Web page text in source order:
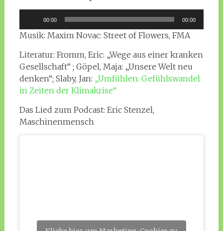
Player
00:00 00:00
Musik: Maxim Novac: Street of Flowers, FMA
Literatur: Fromm, Eric: „Wege aus einer kranken
Gesellschaft“ ; Göpel, Maja: „Unsere Welt neu
denken“; Slaby, Jan: „Umfühlen: Gefühlswandel
in Zeiten der Klimakrise“
Das Lied zum Podcast: Eric Stenzel,
Maschinenmensch